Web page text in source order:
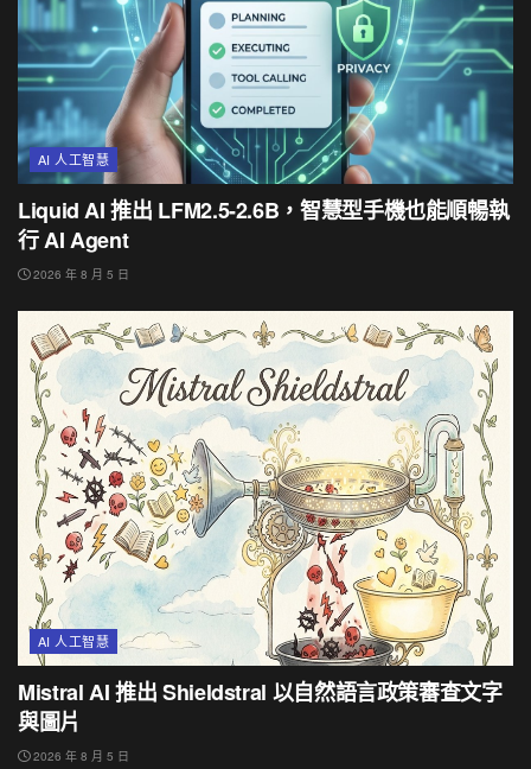
AI 人工智慧
Liquid AI 推出 LFM2.5-2.6B，智慧型手機也能順暢執
行 AI Agent
2026 年 8 月 5 日
AI 人工智慧
Mistral AI 推出 Shieldstral 以自然語言政策審查文字
與圖片
2026 年 8 月 5 日